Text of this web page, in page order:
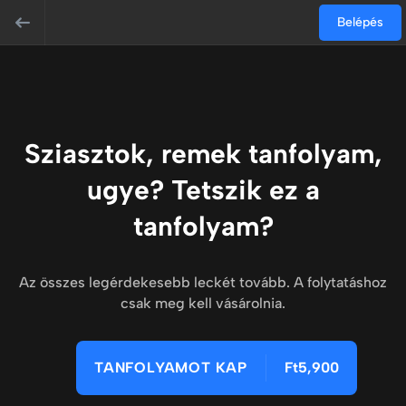
Belépés
Sziasztok, remek tanfolyam,
ugye? Tetszik ez a
tanfolyam?
Az összes legérdekesebb leckét tovább. A folytatáshoz
csak meg kell vásárolnia.
TANFOLYAMOT KAP Ft5,900